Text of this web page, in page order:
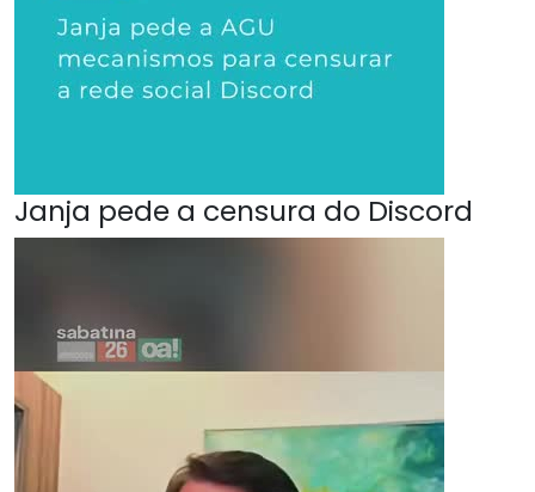
Janja pede a censura do Discord